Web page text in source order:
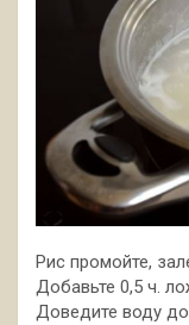
Рис промойте,
Добавьте 0,5 ч.
Доведите воду до